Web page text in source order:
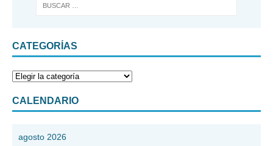
CATEGORÍAS
CALENDARIO
agosto 2026